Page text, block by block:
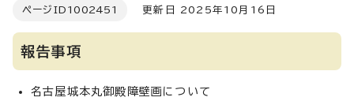
ページID 1002451 更新日 2025年10月16日
報告事項
名古屋城本丸御殿障壁画について